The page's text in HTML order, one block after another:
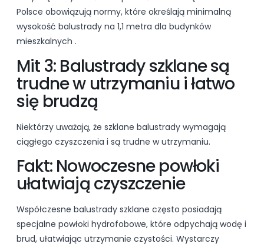
Polsce obowiązują normy, które określają minimalną
wysokość balustrady na 1,1 metra dla budynków
mieszkalnych .
Mit 3: Balustrady szklane są
trudne w utrzymaniu i łatwo
się brudzą
Niektórzy uważają, że szklane balustrady wymagają
ciągłego czyszczenia i są trudne w utrzymaniu.
Fakt: Nowoczesne powłoki
ułatwiają czyszczenie
Współczesne balustrady szklane często posiadają
specjalne powłoki hydrofobowe, które odpychają wodę i
brud, ułatwiając utrzymanie czystości. Wystarczy